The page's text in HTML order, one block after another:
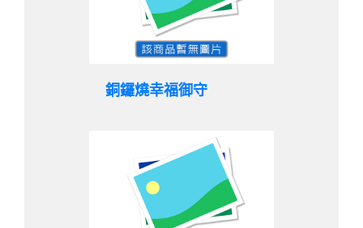
銅鑼燒幸福御守